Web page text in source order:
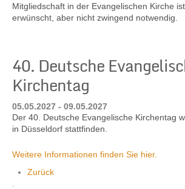
Mitgliedschaft in der Evangelischen Kirche ist
erwünscht, aber nicht zwingend notwendig.
40. Deutsche
Kirchentag
05.05.2027 - 09.05.2027
Der 40. Deutsche Evangelische Kirchentag
in Düsseldorf stattfinden.
Weitere Informationen finden Sie hier.
Zurück